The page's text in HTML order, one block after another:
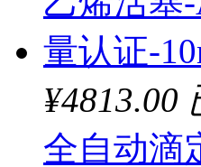
¥4813.00
全自动滴